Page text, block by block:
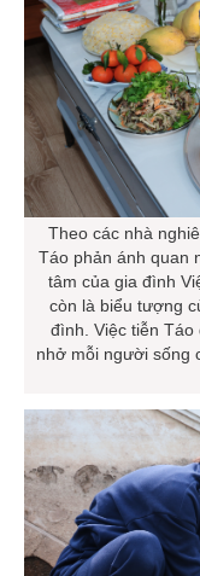
Theo các nhà
Táo phản ánh quan
tâm của gia đình
còn là biểu tượng
đình. Việc tiễn
nhở mỗi người sống